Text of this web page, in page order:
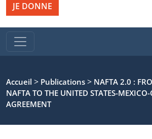
JE DONNE
Accueil > Publications > NAFTA 2.0 :
NAFTA TO THE UNITED STATES-
AGREEMENT